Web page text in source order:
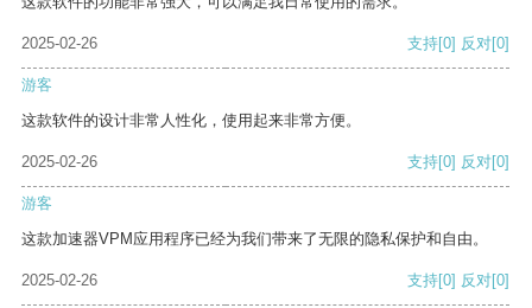
2025-02-26 支持[0] 反对[0]
游客
这款软件的设计非常人性化，使用起来非常方便。
2025-02-26 支持[0] 反对[0]
游客
这款加速器VPM应用程序已经为我们带来了无限的隐私保护和自由。
2025-02-26 支持[0] 反对[0]